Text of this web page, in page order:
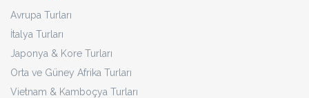
Avrupa Turları
İtalya Turları
Japonya & Kore Turları
Orta ve Güney Afrika Turları
Vietnam & Kamboçya Turları